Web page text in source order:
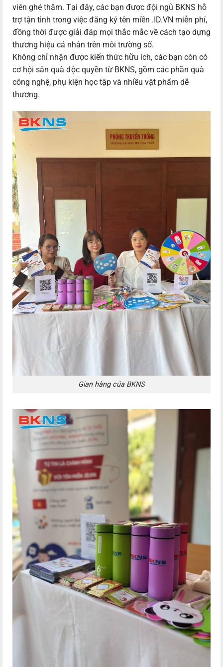
viên ghé thăm. Tại đây, các bạn được đội ngũ BKNS hỗ
trợ tận tình trong việc đăng ký tên miền .ID.VN miễn phí,
đồng thời được giải đáp mọi thắc mắc về cách tạo dựng
thương hiệu cá nhân trên môi trường số.
Không chỉ nhận được kiến thức hữu ích, các bạn còn có
cơ hội săn quà độc quyền từ BKNS, gồm các phần quà
công nghệ, phụ kiện học tập và nhiều vật phẩm dễ
thương.
Gian hàng của BKNS